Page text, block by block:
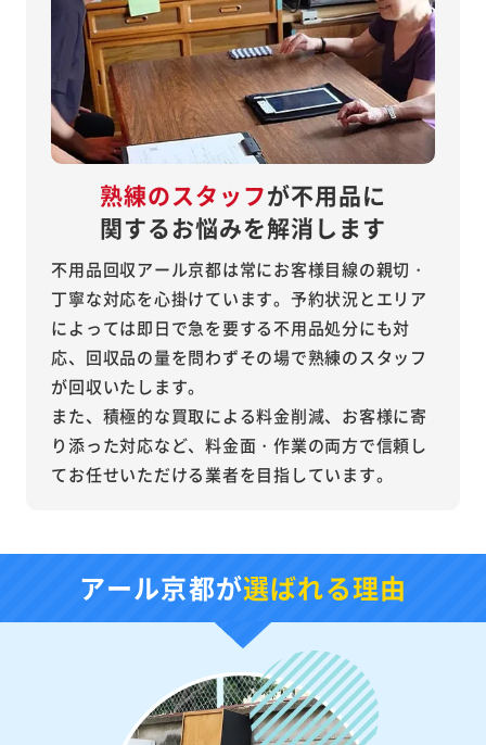
熟練のスタッフが不用品に
関するお悩みを解消します
不用品回収アール京都は常にお客様目線の親切・
丁寧な対応を心掛けています。予約状況とエリア
によっては即日で急を要する不用品処分にも対
応、回収品の量を問わずその場で熟練のスタッフ
が回収いたします。
また、積極的な買取による料金削減、お客様に寄
り添った対応など、料金面・作業の両方で信頼し
てお任せいただける業者を目指しています。
アール京都が選ばれる理由